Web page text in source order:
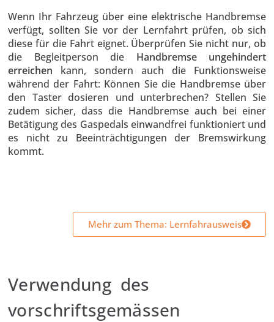
Wenn Ihr Fahrzeug über eine elektrische Handbremse
verfügt, sollten Sie vor der Lernfahrt prüfen, ob sich
diese für die Fahrt eignet. Überprüfen Sie nicht nur, ob
die Begleitperson die Handbremse ungehindert
erreichen kann, sondern auch die Funktionsweise
während der Fahrt: Können Sie die Handbremse über
den Taster dosieren und unterbrechen? Stellen Sie
zudem sicher, dass die Handbremse auch bei einer
Betätigung des Gaspedals einwandfrei funktioniert und
es nicht zu Beeinträchtigungen der Bremswirkung
kommt.
Mehr zum Thema: Lernfahrausweis
Verwendung des
vorschriftsgemässen